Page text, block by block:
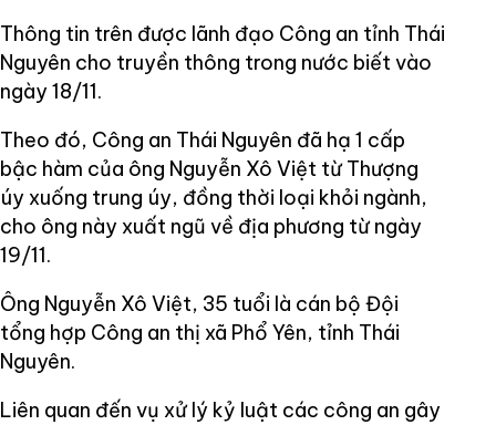
Thông tin trên được lãnh đạo Công an tỉnh Thái
Nguyên cho truyền thông trong nước biết vào
ngày 18/11.
Theo đó, Công an Thái Nguyên đã hạ 1 cấp
bậc hàm của ông Nguyễn Xô Việt từ Thượng
úy xuống trung úy, đồng thời loại khỏi ngành,
cho ông này xuất ngũ về địa phương từ ngày
19/11.
Ông Nguyễn Xô Việt, 35 tuổi là cán bộ Đội
tổng hợp Công an thị xã Phổ Yên, tỉnh Thái
Nguyên.
Liên quan đến vụ xử lý kỷ luật các công an gây